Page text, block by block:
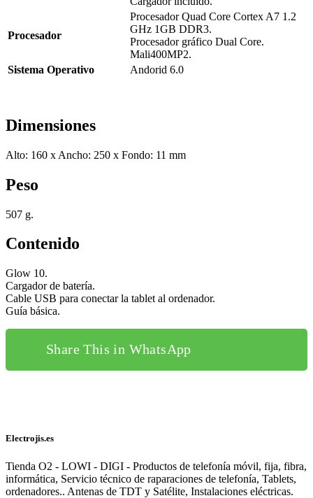
Procesador
Procesador Quad Core Cortex A7 1.2
GHz 1GB DDR3.
Procesador gráfico Dual Core.
Mali400MP2.
Sistema Operativo
Andorid 6.0
Dimensiones
Alto: 160 x Ancho: 250 x Fondo: 11 mm
Peso
507 g.
Contenido
Glow 10.
Cargador de batería.
Cable USB para conectar la tablet al ordenador.
Guía básica.
Share This in WhatsApp
Electrojis.es
Tienda O2 - LOWI - DIGI - Productos de telefonía móvil, fija, fibra,
informática, Servicio técnico de raparaciones de telefonía, Tablets,
ordenadores.. Antenas de TDT y Satélite, Instalaciones eléctricas.